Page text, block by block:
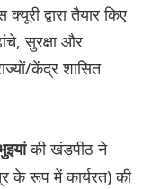
द्वारा तैयार किए
सुरक्षा और
केंद्र शासित
की खंडपीठ ने
के रूप में कार्यरत) की